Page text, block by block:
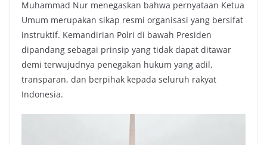
Muhammad Nur menegaskan bahwa pernyataan Ketua
Umum merupakan sikap resmi organisasi yang bersifat
instruktif. Kemandirian Polri di bawah Presiden
dipandang sebagai prinsip yang tidak dapat ditawar
demi terwujudnya penegakan hukum yang adil,
transparan, dan berpihak kepada seluruh rakyat
Indonesia.